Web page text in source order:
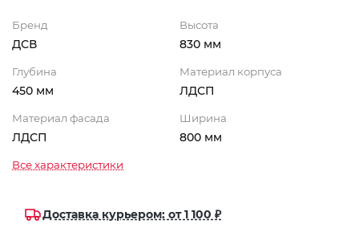
Бренд
ДСВ
Высота
830 мм
Глубина
450 мм
Материал корпуса
ЛДСП
Материал фасада
ЛДСП
Ширина
800 мм
Все характеристики
Доставка курьером: от 1 100 ₽